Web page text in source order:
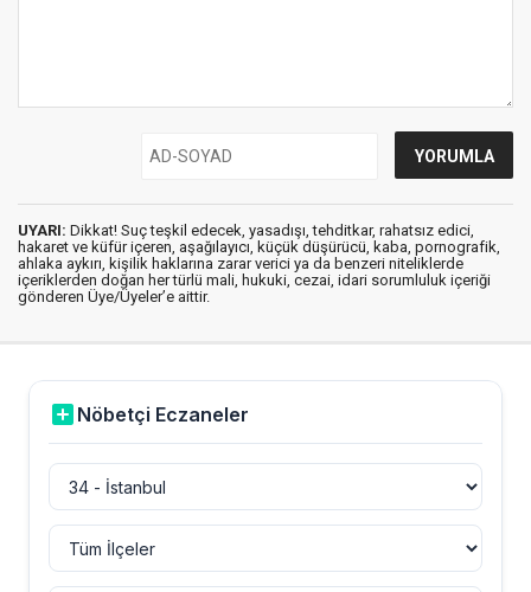
UYARI: Dikkat! Suç teşkil edecek, yasadışı, tehditkar, rahatsız edici,
hakaret ve küfür içeren, aşağılayıcı, küçük düşürücü, kaba, pornografik,
ahlaka aykırı, kişilik haklarına zarar verici ya da benzeri niteliklerde
içeriklerden doğan her türlü mali, hukuki, cezai, idari sorumluluk içeriği
gönderen Üye/Üyeler’e aittir.